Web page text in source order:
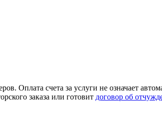
Оплата счета за услуги не означает
заказа или готовит договор об